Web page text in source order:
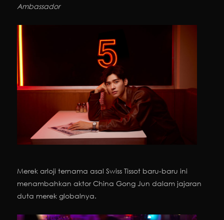
Ambassador
Merek arloji ternama asal Swiss Tissot baru-baru ini
menambahkan aktor China Gong Jun dalam jajaran
duta merek globalnya.